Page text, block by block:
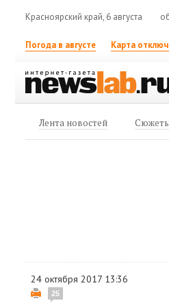
Красноярский край, 6 августа
Погода в августе Карта
Лента новостей
24 октября 2017 13:36
25